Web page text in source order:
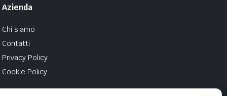
Azienda
Chi siamo
Contatti
Privacy Policy
Cookie Policy